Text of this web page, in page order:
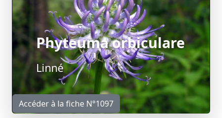
Phyteuma orbiculare
Linné
Accéder à la fiche N°1097